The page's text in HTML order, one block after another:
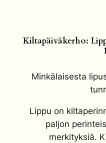
Kiltapäiväkerho:
Minkälaisesta
Lippu on
paljon
merkityksiä.